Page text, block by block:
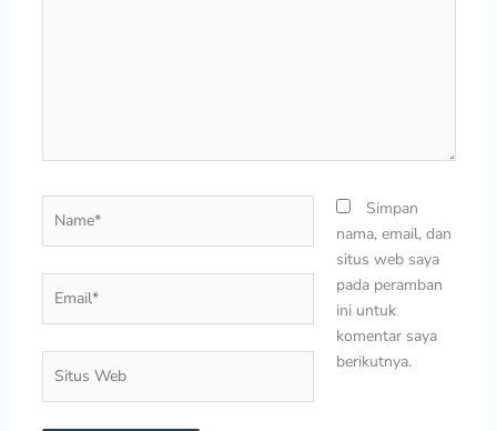
Web
Simpan
nama, email, dan
situs web saya
pada peramban
ini untuk
komentar saya
berikutnya.